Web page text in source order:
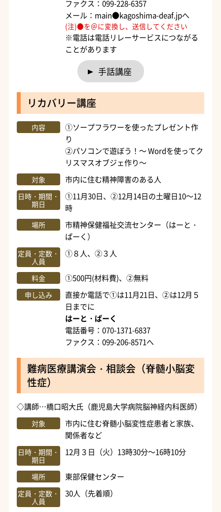
ファクス：099-228-6357
メール：main●kagoshima-deaf.jpへ
(注)●を＠に変換し、送信してください
※電話は電話リレーサービスにつながる
ことがあります
手話講座
リカバリー講座
内容
①ソープフラワーを使ったプレゼント作
り
②パソコンで遊ぼう！～ Wordを使ってク
リスマスオブジェ作り～
対象 市内に住む精神障害のある人
日時・期間・
期日
①11月30日、②12月14日の土曜日10～12
時
場所
市精神保健福祉交流センター（はーと・
ぱーく）
定員・定数・
人員
①８人、②３人
料金 ①500円(材料費)、②無料
申し込み
直接か電話で①は11月21日、②は12月５
日までに
はーと・ぱーく
電話番号：070-1371-6837
ファクス：099-206-8571へ
難病医療講演会・相談会（脊髄小脳変
性症）
◇講師…橋口昭大氏（鹿児島大学病院脳神経内科医師）
対象
市内に住む脊髄小脳変性症患者と家族、
関係者など
日時・期間・
期日
12月３日（火）13時30分～16時10分
場所 東部保健センター
定員・定数・
人員
30人（先着順）